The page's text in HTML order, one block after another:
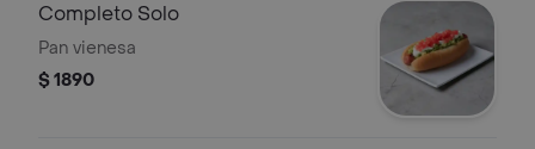
Completo Solo
Pan vienesa
$ 1890